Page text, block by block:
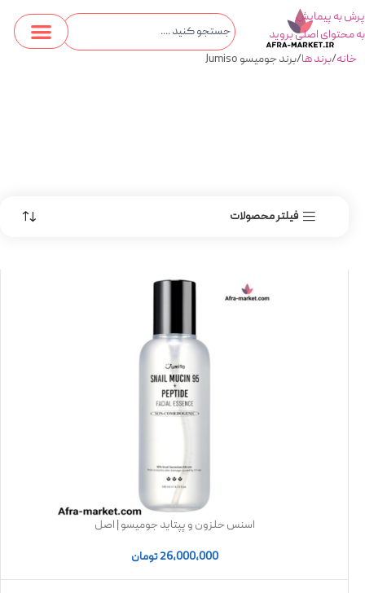
پرش به پیمایش
به محتوای اصلی بروید
خانه برند ها برند جومیسو Jumiso
فیلتر محصولات
اسنس حلزون و پپتاید جومیسو | اصل
26,000,000تومان